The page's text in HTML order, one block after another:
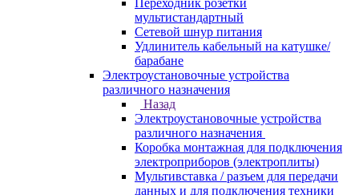
Переходник розетки
мультистандартный
Сетевой шнур питания
Удлинитель кабельный на катушке/
барабане
Электроустановочные устройства
различного назначения
Назад
Электроустановочные устройства
различного назначения
Коробка монтажная для подключения
электроприборов (электроплиты)
Мультивставка / разъем для передачи
данных и для подключения техники